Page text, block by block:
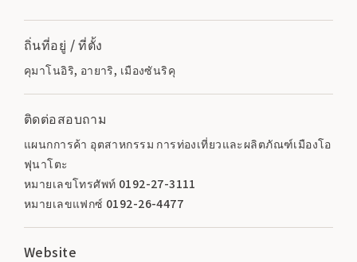
ถิ่นที่อยู่ / ที่ตั้ง
คุมาโนอิริ, อายาริ, เมืองซันริคุ
ติดต่อสอบถาม
แผนกการค้า อุตสาหกรรม การท่องเที่ยวและผลิตภัณฑ์เมืองโอ
ฟุนาโตะ
หมายเลขโทรศัพท์ 0192-27-3111
หมายเลขแฟกซ์ 0192-26-4477
Website